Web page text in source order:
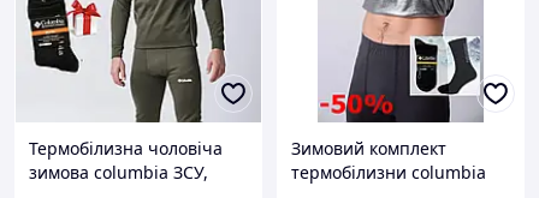
Термобілизна чоловіча
зимова columbia ЗСУ,
Зимовий комплект
термобілизни columbia